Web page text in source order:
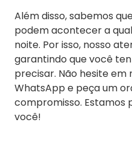
Além disso, sabemos
podem acontecer a
noite. Por isso, nosso
garantindo que você
precisar. Não hesite
WhatsApp e peça um
compromisso.
você!